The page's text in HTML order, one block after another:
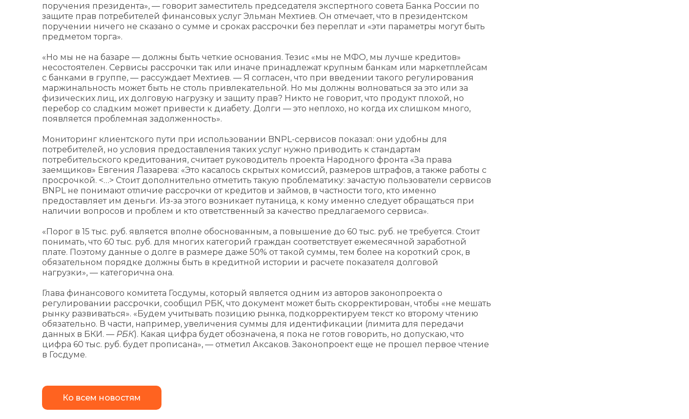
поручения президента», — говорит заместитель председателя экспертного совета Банка России по
защите прав потребителей финансовых услуг Эльман Мехтиев. Он отмечает, что в президентском
поручении ничего не сказано о сумме и сроках рассрочки без переплат и «эти параметры могут быть
предметом торга».
«Но мы не на базаре — должны быть четкие основания. Тезис «мы не МФО, мы лучше кредитов»
несостоятелен. Сервисы рассрочки так или иначе принадлежат крупным банкам или маркетплейсам
с банками в группе, — рассуждает Мехтиев. — Я согласен, что при введении такого регулирования
маржинальность может быть не столь привлекательной. Но мы должны волноваться за это или за
физических лиц, их долговую нагрузку и защиту прав? Никто не говорит, что продукт плохой, но
перебор со сладким может привести к диабету. Долги — это неплохо, но когда их слишком много,
появляется проблемная задолженность».
Мониторинг клиентского пути при использовании BNPL-сервисов показал: они удобны для
потребителей, но условия предоставления таких услуг нужно приводить к стандартам
потребительского кредитования, считает руководитель проекта Народного фронта «За права
заемщиков» Евгения Лазарева: «Это касалось скрытых комиссий, размеров штрафов, а также работы с
просрочкой. <…> Стоит дополнительно отметить такую проблематику: зачастую пользователи сервисов
BNPL не понимают отличие рассрочки от кредитов и займов, в частности того, кто именно
предоставляет им деньги. Из-за этого возникает путаница, к кому именно следует обращаться при
наличии вопросов и проблем и кто ответственный за качество предлагаемого сервиса».
«Порог в 15 тыс. руб. является вполне обоснованным, а повышение до 60 тыс. руб. не требуется. Стоит
понимать, что 60 тыс. руб. для многих категорий граждан соответствует ежемесячной заработной
плате. Поэтому данные о долге в размере даже 50% от такой суммы, тем более на короткий срок, в
обязательном порядке должны быть в кредитной истории и расчете показателя долговой
нагрузки», — категорична она.
Глава финансового комитета Госдумы, который является одним из авторов законопроекта о
регулировании рассрочки, сообщил РБК, что документ может быть скорректирован, чтобы «не мешать
рынку развиваться». «Будем учитывать позицию рынка, подкорректируем текст ко второму чтению
обязательно. В части, например, увеличения суммы для идентификации (лимита для передачи
данных в БКИ. — РБК). Какая цифра будет обозначена, я пока не готов говорить, но допускаю, что
цифра 60 тыс. руб. будет прописана», — отметил Аксаков. Законопроект еще не прошел первое чтение
в Госдуме.
Ко всем новостям